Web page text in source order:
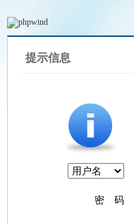
提示信息
密 码